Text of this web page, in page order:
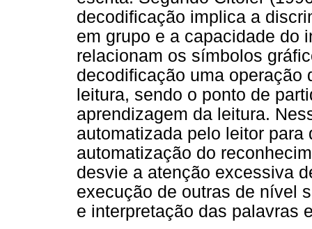
decodificação implica a
em grupo e a capacidade do
relacionam os símbolos
decodificação uma operação
leitura, sendo o ponto de
aprendizagem da leitura.
automatizada pelo leitor para
automatização do
desvie a atenção excessiva
execução de outras de nível
e interpretação das palavras